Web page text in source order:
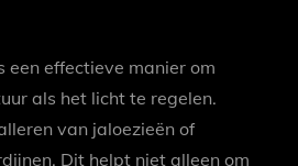
een effectieve manier om
als het licht te regelen.
van jaloezieën of
Dit helpt niet alleen om